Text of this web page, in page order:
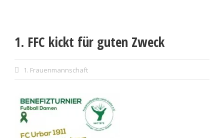
1. FFC kickt für guten Zweck
1. Frauenmannschaft